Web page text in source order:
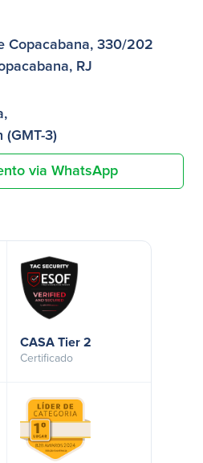
Copacabana, 330/202
RJ
3)
via WhatsApp
CASA Tier 2
Certificado